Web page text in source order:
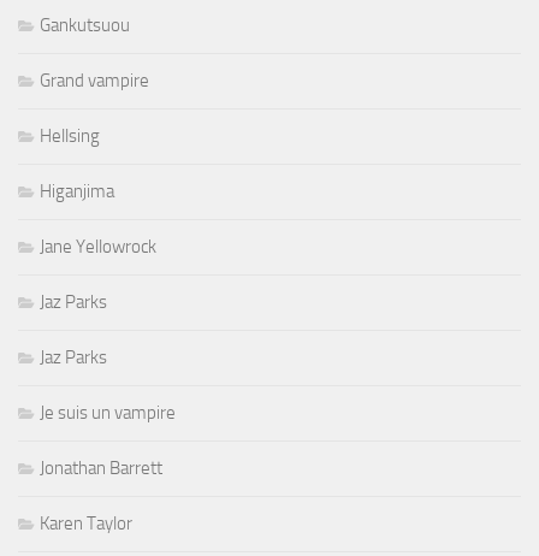
Gankutsuou
Grand vampire
Hellsing
Higanjima
Jane Yellowrock
Jaz Parks
Jaz Parks
Je suis un vampire
Jonathan Barrett
Karen Taylor